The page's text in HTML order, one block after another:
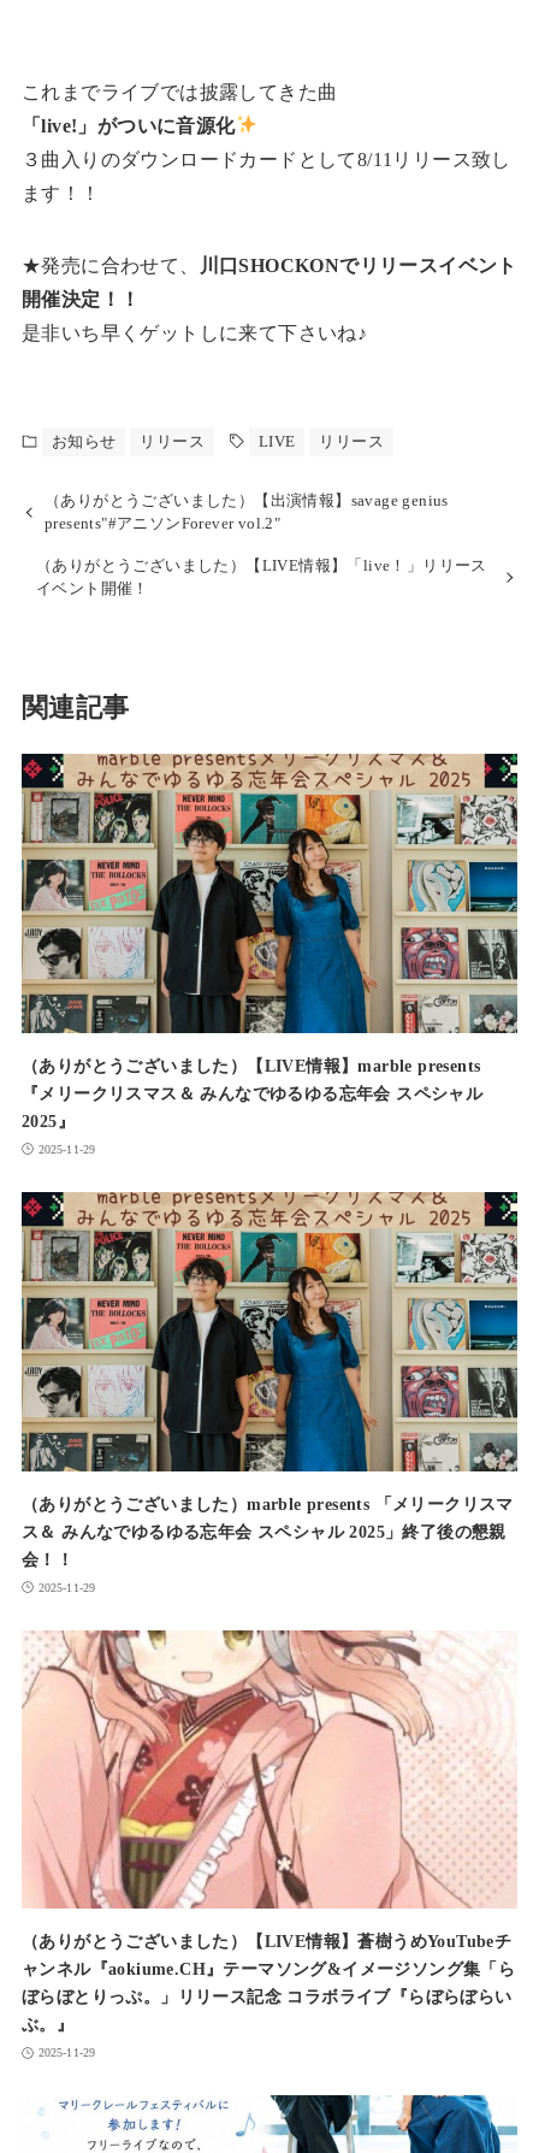
これまでライブでは披露してきた曲
「live!」がついに音源化
３曲入りのダウンロードカードとして8/11リリース致し
ます！！
★発売に合わせて、
川口SHOCKONでリリースイベント
開催決定！！
是非いち早くゲットしに来て下さいね♪
お知らせ リリース LIVE リリース
（ありがとうございました）【出演情報】savage genius
presents"#アニソンForever vol.2"
（ありがとうございました）【LIVE情報】「live！」リリース
イベント開催！
関連記事
（ありがとうございました）【LIVE情報】marble presents
『メリークリスマス＆ みんなでゆるゆる忘年会 スペシャル
2025』
2025-11-29
（ありがとうございました）marble presents 「メリークリスマ
ス＆ みんなでゆるゆる忘年会 スペシャル 2025」終了後の懇親
会！！
2025-11-29
（ありがとうございました）【LIVE情報】蒼樹うめYouTubeチ
ャンネル『aokiume.CH』テーマソング&イメージソング集「ら
ぼらぼとりっぷ。」リリース記念 コラボライブ『らぼらぼらい
ぶ。』
2025-11-29